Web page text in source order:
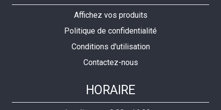
Affichez vos produits
Politique de confidentialité
Conditions d'utilisation
Contactez-nous
HORAIRE